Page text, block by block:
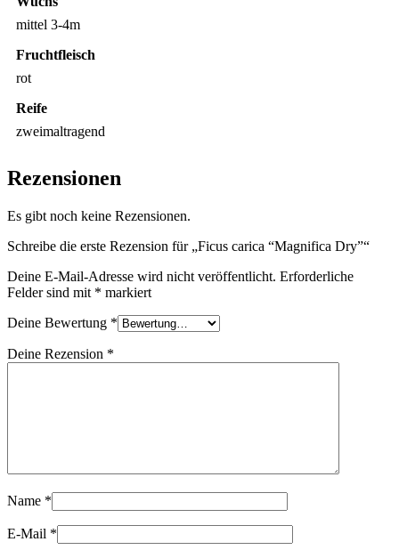
mittel 3-4m
Fruchtfleisch
rot
Reife
zweimaltragend
Rezensionen
Es gibt noch keine Rezensionen.
Schreibe die erste Rezension für „Ficus carica “Magnifica Dry”“
Deine E-Mail-Adresse wird nicht veröffentlicht. Erforderliche
Felder sind mit * markiert
Deine Bewertung *
Deine Rezension *
Name *
E-Mail *